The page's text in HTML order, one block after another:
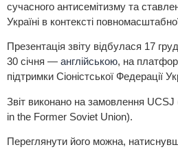
сучасного антисемітизму та
Україні в контексті
Презентація звіту відбулася 17
30 січня — англійською, на
підтримки Сіоністської Федерації
Звіт виконано на замовлення
in the Former Soviet Union).
Переглянути його можна,